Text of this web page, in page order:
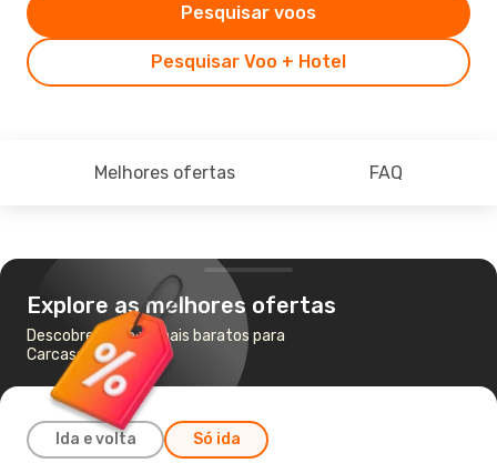
Pesquisar Voo + Hotel
Pesquisar voos
Melhores ofertas FAQ
Explore as melhores ofertas
Descobre os voos mais baratos para
Carcassonne
Ida e volta Só ida